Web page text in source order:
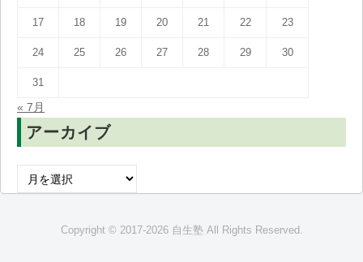
17 18 19 20 21 22 23
24 25 26 27 28 29 30
31
« 7月
アーカイブ
ー
Copyright © 2017-2026 自生塾 All Rights Reserved.